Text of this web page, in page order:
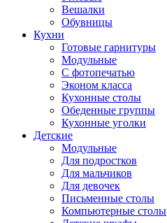
Вешалки
Обувницы
Кухни
Готовые гарнитуры
Модульные
С фотопечатью
Эконом класса
Кухонные столы
Обеденные группы
Кухонные уголки
Детские
Модульные
Для подростков
Для мальчиков
Для девочек
Письменные столы
Компьютерные столы